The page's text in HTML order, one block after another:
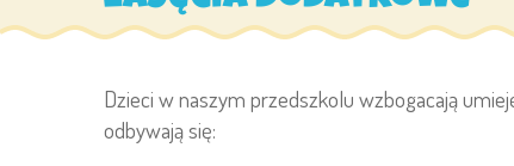
Dzieci w naszym przedszkolu wzbogacają
odbywają się: